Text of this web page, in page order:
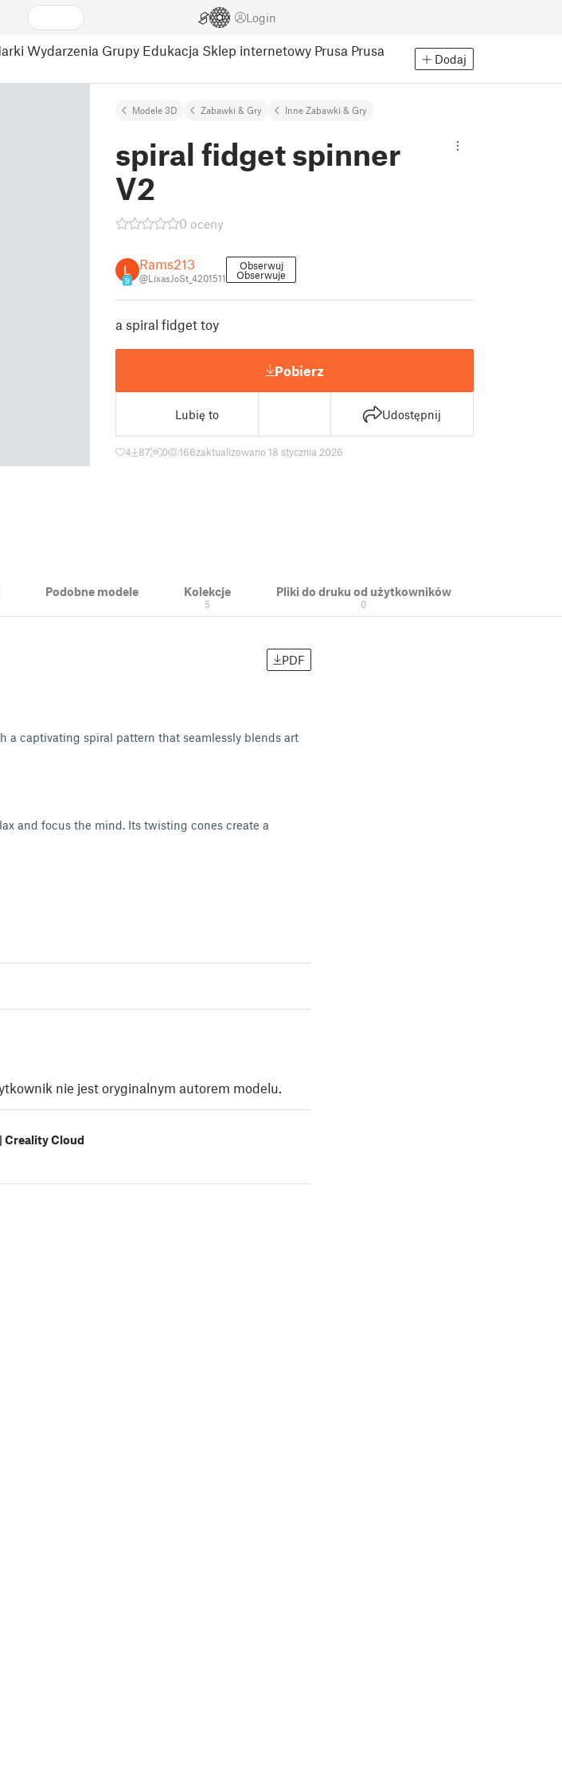
Login
Wydarzenia Grupy Edukacja Sklep internetowy Prusa Prusa
Dodaj
Modele 3D Zabawki & Gry Inne Zabawki & Gry
spiral fidget spinner
V2
0 oceny
9
Rams213
@LixasJoSt_4201511
Obserwuj
Obserwuje
a spiral fidget toy
Pobierz
Lubię to Udostępnij
4 87 0 166zaktualizowano 18 stycznia 2026
Podobne modele Kolekcje
5
Pliki do druku od użytkowników
0
PDF
a captivating spiral pattern that seamlessly blends art
and focus the mind. Its twisting cones create a
nie jest oryginalnym autorem modelu.
Creality Cloud